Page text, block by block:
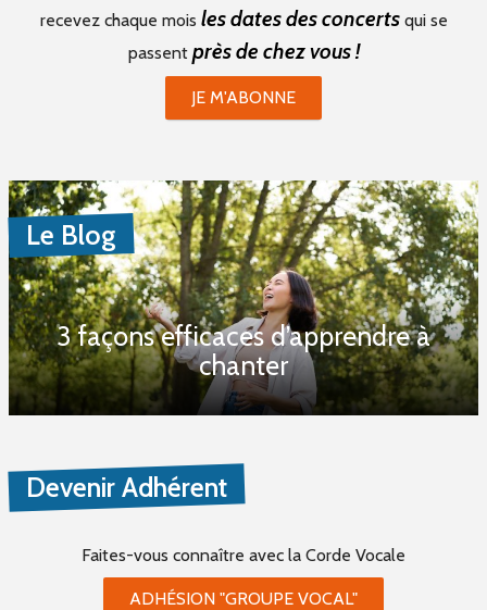
recevez chaque mois les dates des concertsqui se
passent près de chez vous !
JE M'ABONNE
Le Blog
3 façons efficaces d’apprendre à
chanter
Devenir Adhérent
Faites-vous connaître avec la Corde Vocale
ADHÉSION "GROUPE VOCAL"